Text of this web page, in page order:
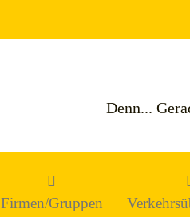
Denn...
Firmen/Gruppen